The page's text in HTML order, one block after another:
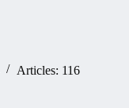
Articles: 116